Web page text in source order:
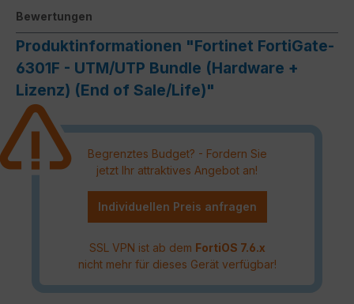
Bewertungen
Produktinformationen "Fortinet FortiGate-
6301F - UTM/UTP Bundle (Hardware +
Lizenz) (End of Sale/Life)"
Begrenztes Budget? - Fordern Sie
jetzt Ihr attraktives Angebot an!
Individuellen Preis anfragen
SSL VPN ist ab dem FortiOS 7.6.x
nicht mehr für dieses Gerät verfügbar!